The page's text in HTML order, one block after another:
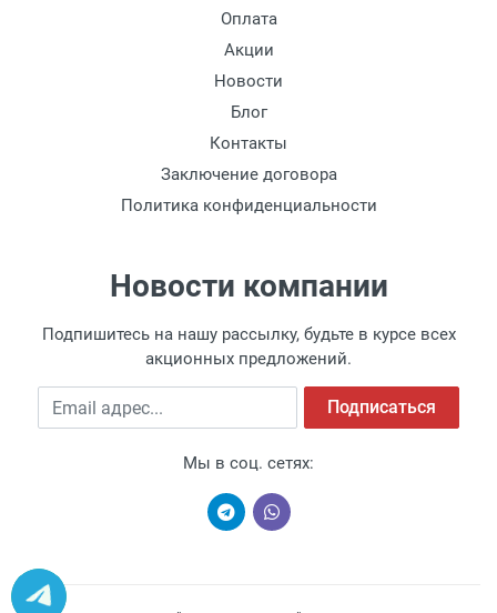
Оплата
Акции
Новости
Блог
Контакты
Заключение договора
Политика конфиденциальности
Новости компании
Подпишитесь на нашу рассылку, будьте в курсе всех
акционных предложений.
Email адрес Подписаться
Мы в соц. сетях: